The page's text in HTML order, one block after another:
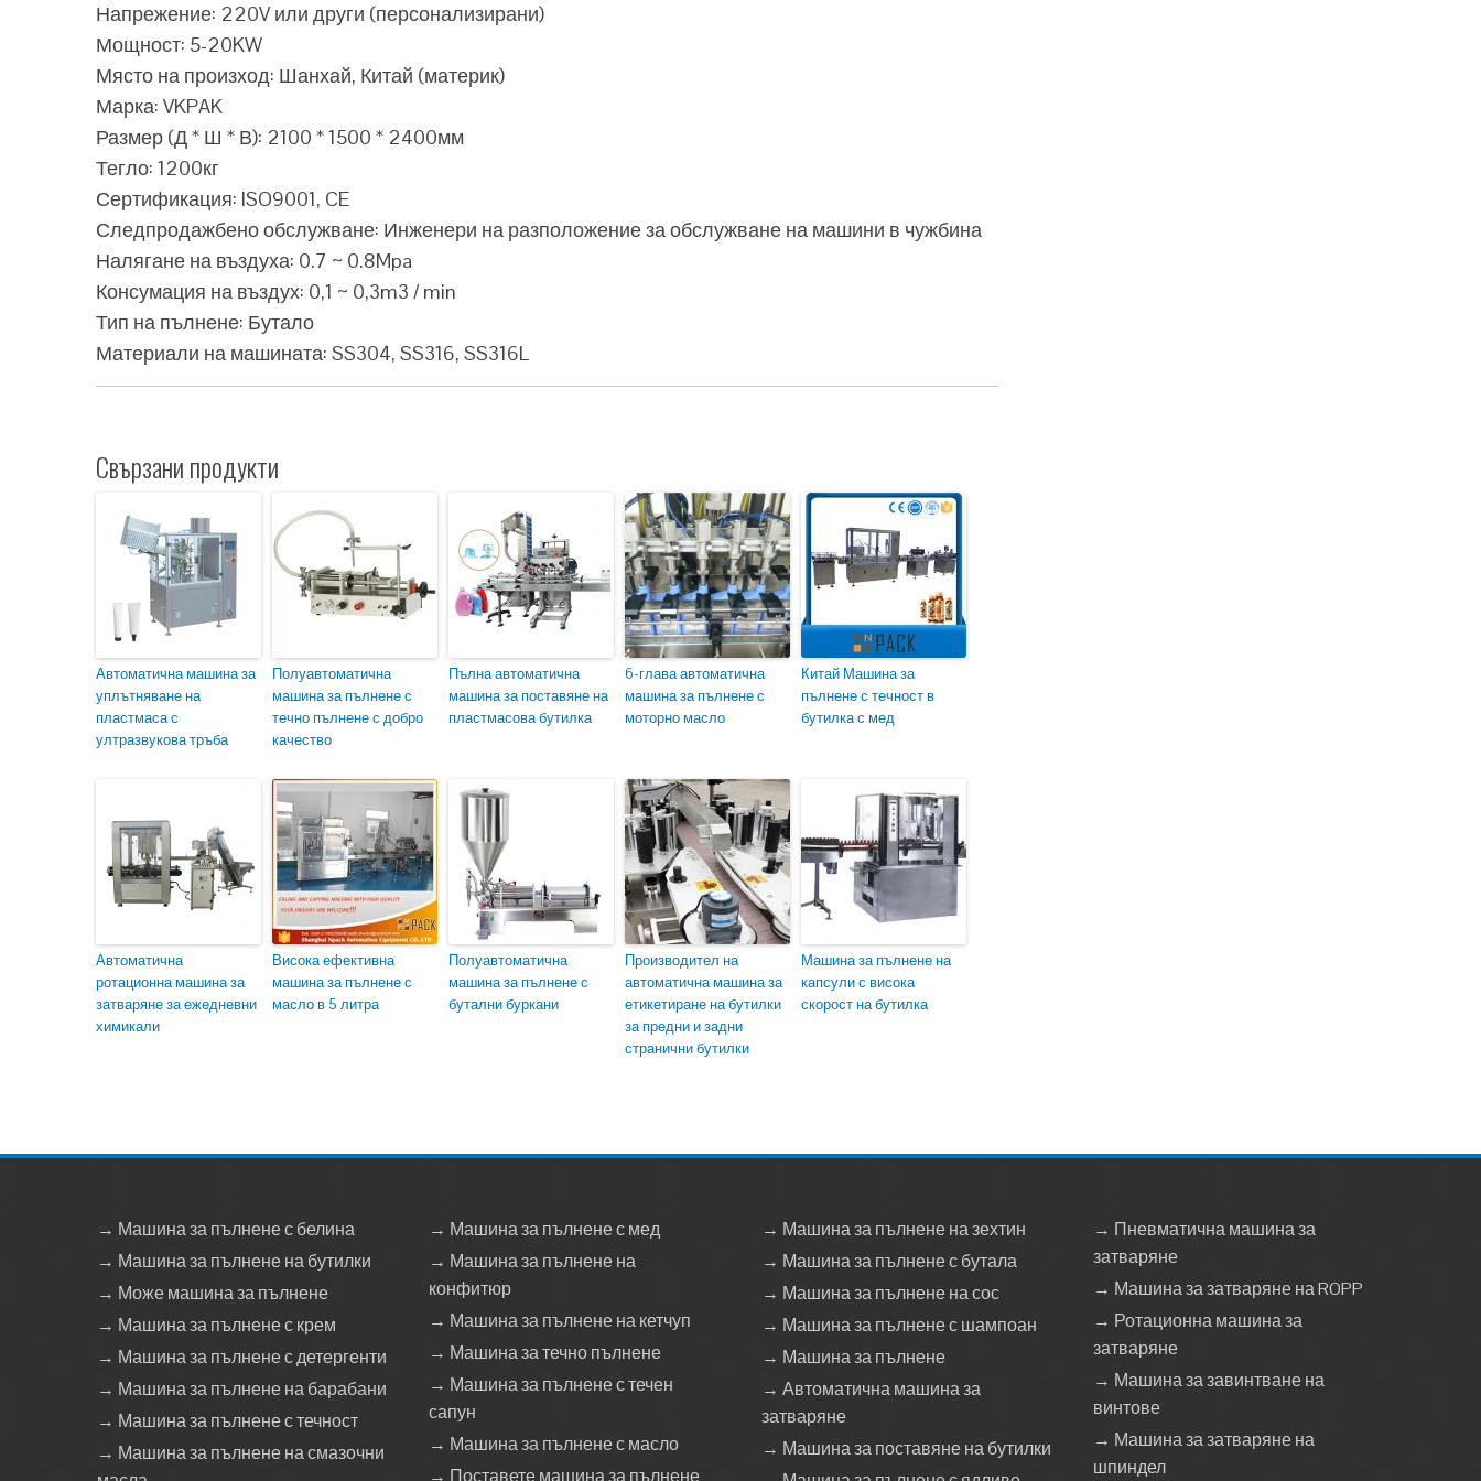
Напрежение: 220V или други (персонализирани)
Мощност: 5-20KW
Място на произход: Шанхай, Китай (материк)
Марка: VKPAK
Размер (Д * Ш * В): 2100 * 1500 * 2400мм
Тегло: 1200кг
Сертификация: ISO9001, CE
Следпродажбено обслужване: Инженери на разположение за обслужване на машини в чужбина
Налягане на въздуха: 0.7 ~ 0.8Mpa
Консумация на въздух: 0,1 ~ 0,3m3 / min
Тип на пълнене: Бутало
Материали на машината: SS304, SS316, SS316L
Свързани продукти
Автоматична машина за
уплътняване на
пластмаса с
ултразвукова тръба
Полуавтоматична
машина за пълнене с
течно пълнене с добро
качество
Пълна автоматична
машина за поставяне на
пластмасова бутилка
6-глава автоматична
машина за пълнене с
моторно масло
Китай Машина за
пълнене с течност в
бутилка с мед
Автоматична
ротационна машина за
затваряне за ежедневни
химикали
Висока ефективна
машина за пълнене с
масло в 5 литра
Полуавтоматична
машина за пълнене с
бутални буркани
Производител на
автоматична машина за
етикетиране на бутилки
за предни и задни
странични бутилки
Машина за пълнене на
капсули с висока
скорост на бутилка
→ Машина за пълнене с белина
→ Машина за пълнене на бутилки
→ Може машина за пълнене
→ Машина за пълнене с крем
→ Машина за пълнене с детергенти
→ Машина за пълнене на барабани
→ Машина за пълнене с течност
→ Машина за пълнене на смазочни
→ Машина за пълнене с мед
→ Машина за пълнене на
конфитюр
→ Машина за пълнене на кетчуп
→ Машина за течно пълнене
→ Машина за пълнене с течен
сапун
→ Машина за пълнене с масло
→ Поставете машина за пълнене
→ Машина за пълнене на зехтин
→ Машина за пълнене с бутала
→ Машина за пълнене на сос
→ Машина за пълнене с шампоан
→ Машина за пълнене
→ Автоматична машина за
затваряне
→ Машина за поставяне на бутилки
→ Пневматична машина за
затваряне
→ Машина за затваряне на ROPP
→ Ротационна машина за
затваряне
→ Машина за завинтване на
винтове
→ Машина за затваряне на
шпиндел